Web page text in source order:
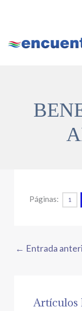
Páginas: 1
← Entrada
Artículos